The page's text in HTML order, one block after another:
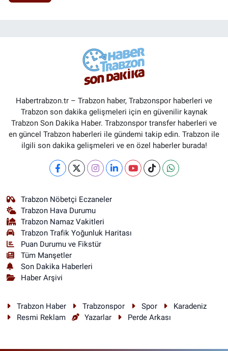
Habertrabzon.tr – Trabzon haber, Trabzonspor haberleri ve
Trabzon son dakika gelişmeleri için en güvenilir kaynak
Trabzon Son Dakika Haber. Trabzonspor transfer haberleri ve
en güncel Trabzon haberleri ile gündemi takip edin. Trabzon ile
ilgili son dakika gelişmeleri ve en özel haberler burada!
Trabzon Nöbetçi Eczaneler
Trabzon Hava Durumu
Trabzon Namaz Vakitleri
Trabzon Trafik Yoğunluk Haritası
Puan Durumu ve Fikstür
Tüm Manşetler
Son Dakika Haberleri
Haber Arşivi
Trabzon Haber Trabzonspor Spor
Karadeniz
Resmi Reklam
Yazarlar Perde Arkası